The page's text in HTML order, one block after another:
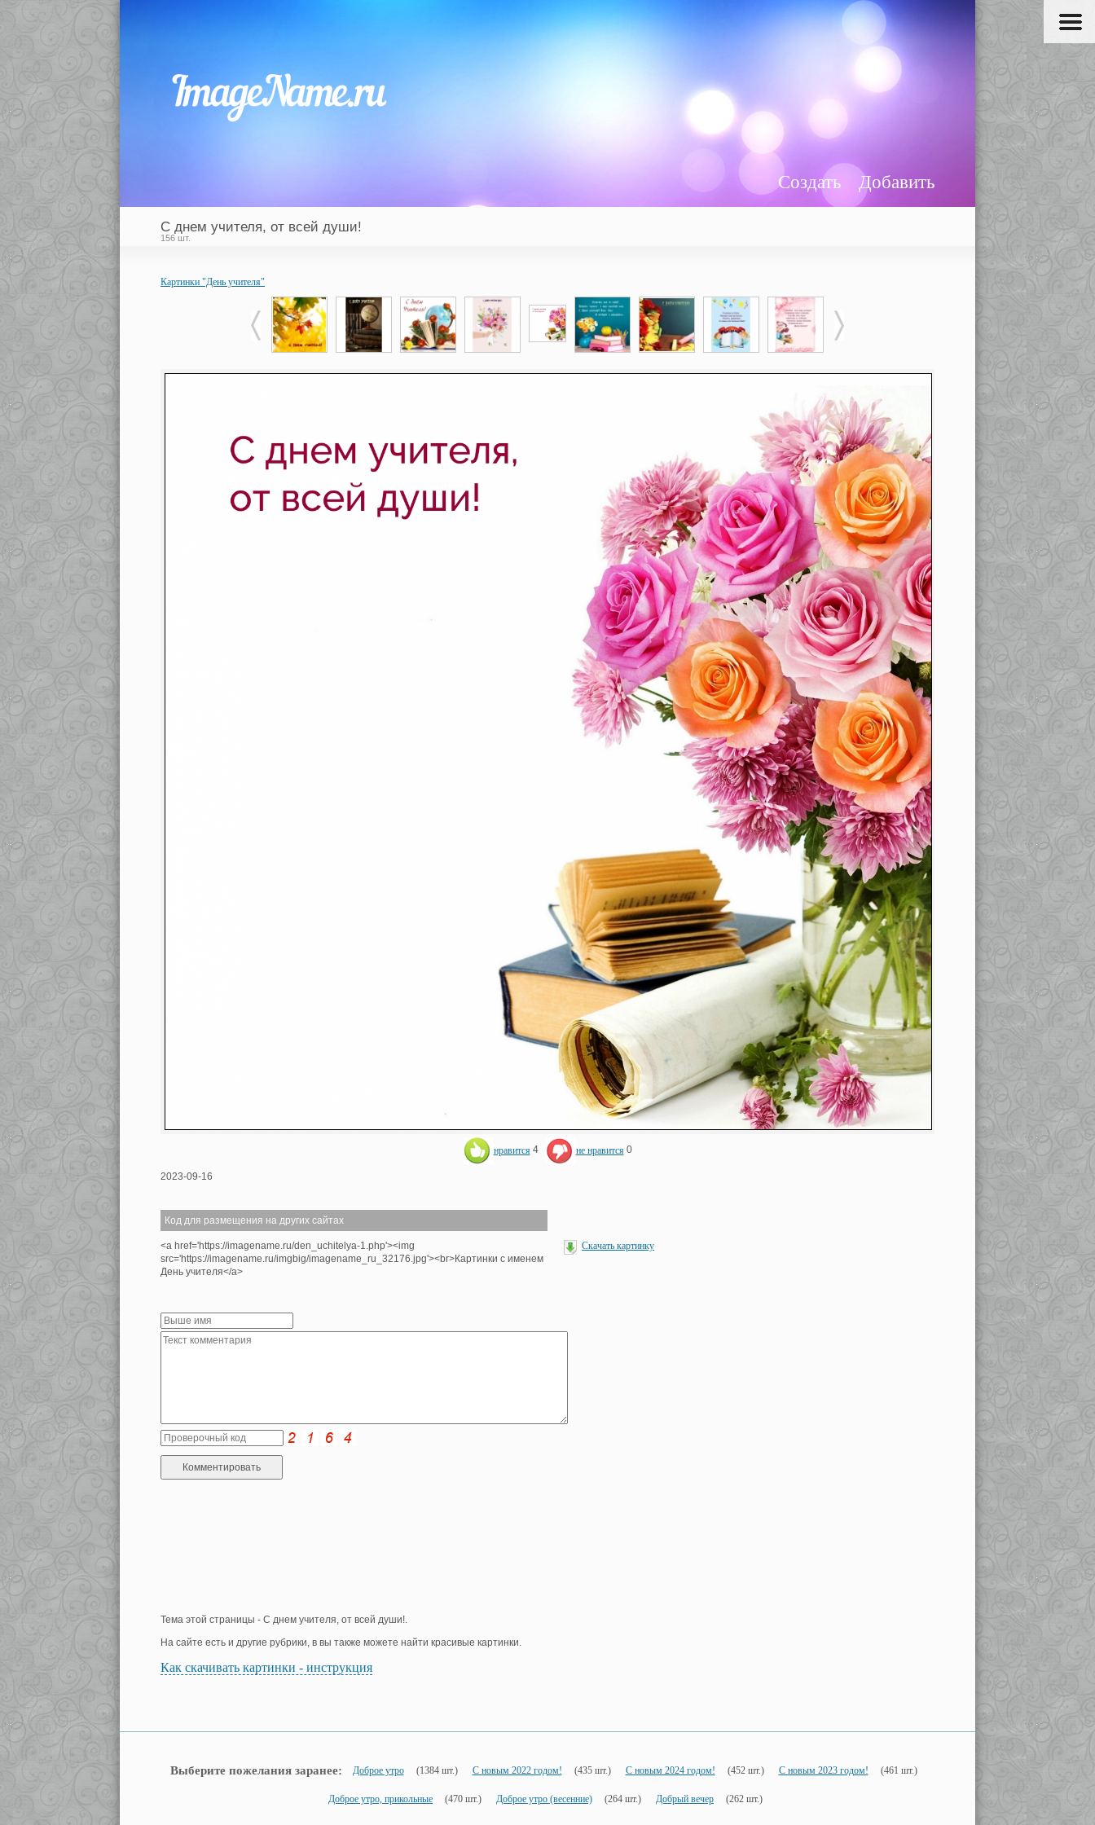
Добавить
Создать
С днем учителя, от всей души!
156 шт.
Картинки "День учителя"
нравится 4 не нравится 0
2023-09-16
Код для размещения на других сайтах
<a href='https://imagename.ru/den_uchitelya-1.php'><img
src='https://imagename.ru/imgbig/imagename_ru_32176.jpg'><br>Картинки с именем
День учителя</a>
Скачать картинку
Тема этой страницы - С днем учителя, от всей души!.
На сайте есть и другие рубрики, в вы также можете найти красивые картинки.
Как скачивать картинки - инструкция
Выберите пожелания заранее: Доброе утро (1384 шт.) С новым 2022 годом! (435 шт.) С новым 2024 годом! (452 шт.) С новым 2023 годом! (461 шт.)
Доброе утро, прикольные (470 шт.) Доброе утро (весенние) (264 шт.) Добрый вечер (262 шт.)